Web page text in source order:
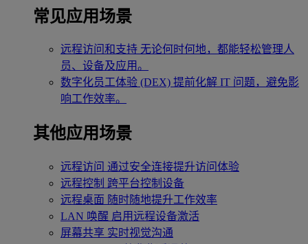
常见应用场景
远程访问和支持 无论何时何地，都能轻松管理人
员、设备及应用。
数字化员工体验 (DEX) 提前化解 IT 问题，避免影
响工作效率。
其他应用场景
远程访问 通过安全连接提升访问体验
远程控制 跨平台控制设备
远程桌面 随时随地提升工作效率
LAN 唤醒 启用远程设备激活
屏幕共享 实时视觉沟通